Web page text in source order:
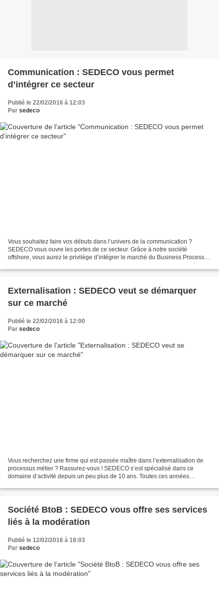
Communication : SEDECO vous permet
d’intégrer ce secteur
Publié le 22/02/2016 à 12:03
Par sedeco
Vous souhaitez faire vos débuts dans l’univers de la communication ?
SEDECO vous ouvre les portes de ce secteur. Grâce à notre société
offshore, vous aurez le privilège d’intégrer le marché du Business Process
Externalisation : SEDECO veut se démarquer
sur ce marché
Publié le 22/02/2016 à 12:00
Par sedeco
Vous recherchez une firme qui est passée maître dans l’externalisation de
processus métier ? Rassurez-vous ! SEDECO s’est spécialisé dans ce
domaine d’activité depuis un peu plus de 10 ans. Toutes ces années
Société BtoB : SEDECO vous offre ses services
liés à la modération
Publié le 12/02/2016 à 18:03
Par sedeco